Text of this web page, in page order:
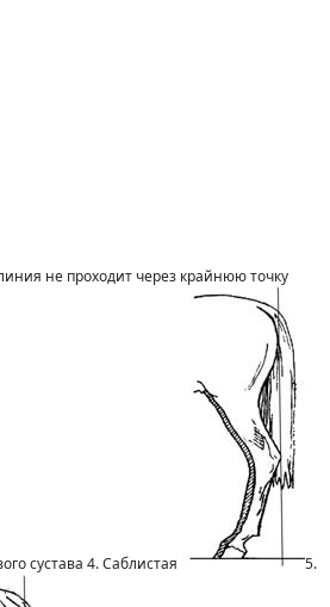
не проходит через крайнюю точку
сустава 4. Саблистая 5.